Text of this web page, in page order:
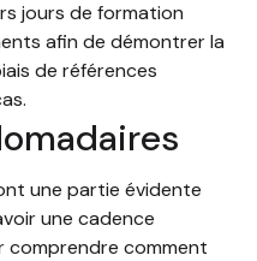
jours de formation
afin de démontrer la
de références
une partie évidente
une cadence
comment